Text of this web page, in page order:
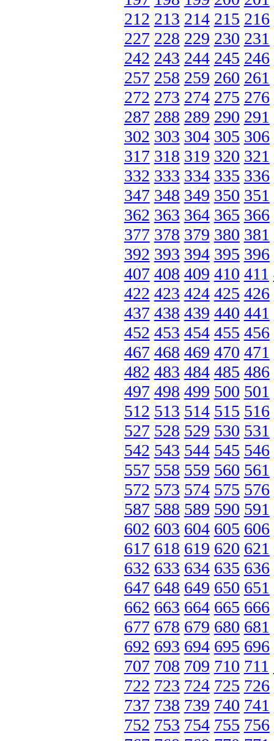
212 213 214 215 216
227 228 229 230 231
242 243 244 245 246
257 258 259 260 261
272 273 274 275 276
287 288 289 290 291
302 303 304 305 306
317 318 319 320 321
332 333 334 335 336
347 348 349 350 351
362 363 364 365 366
377 378 379 380 381
392 393 394 395 396
407 408 409 410 411
422 423 424 425 426
437 438 439 440 441
452 453 454 455 456
467 468 469 470 471
482 483 484 485 486
497 498 499 500 501
512 513 514 515 516
527 528 529 530 531
542 543 544 545 546
557 558 559 560 561
572 573 574 575 576
587 588 589 590 591
602 603 604 605 606
617 618 619 620 621
632 633 634 635 636
647 648 649 650 651
662 663 664 665 666
677 678 679 680 681
692 693 694 695 696
707 708 709 710 711
722 723 724 725 726
737 738 739 740 741
752 753 754 755 756